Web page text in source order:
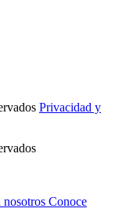
Privacidad y
nosotros Conoce